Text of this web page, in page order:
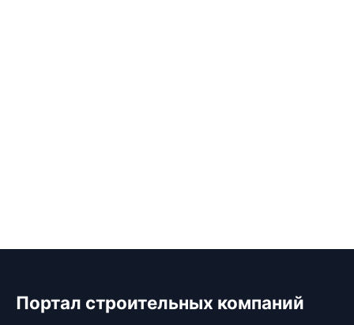
Портал строительных компаний